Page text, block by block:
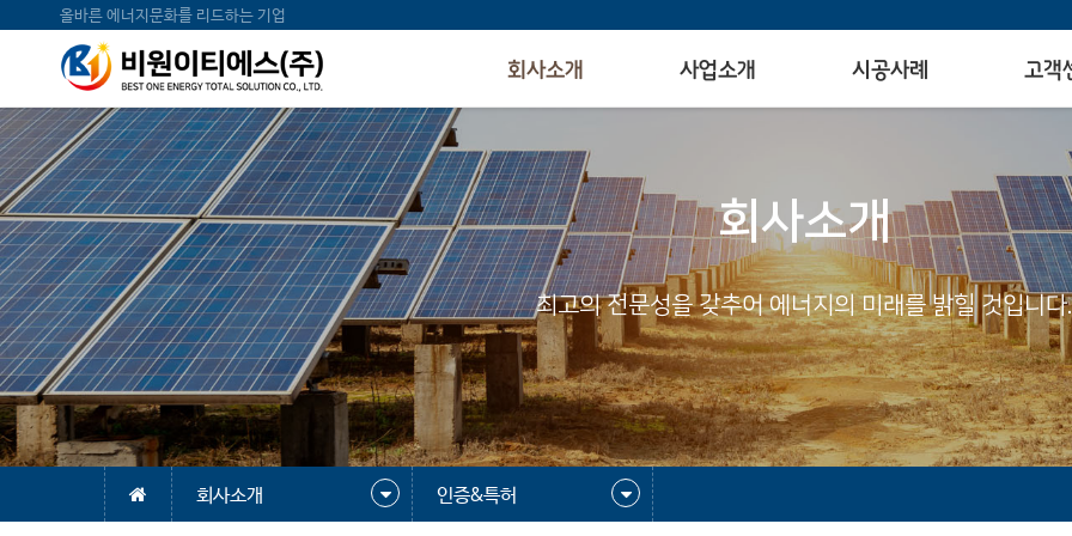
올바른 에너지문화를 리드하는 기업
회사소개 사업소개 시공사례 고객
회사소개
최고의 전문성을 갖추어 에너지의 미래를 밝힐 것입니다.
회사소개 인증&특허